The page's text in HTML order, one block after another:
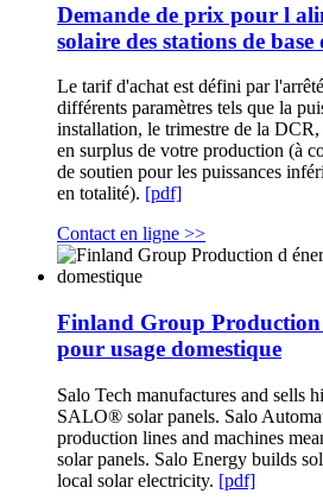
Demande de prix pour l
solaire des stations de
Le tarif d'achat est défini par
différents paramètres tels que la
installation, le trimestre de la
en surplus de votre production (à
de soutien pour les puissances
en totalité). [pdf]
Contact en ligne >>
Finland Group Production
pour usage domestique
Salo Tech manufactures and sells
SALO® solar panels. Salo
production lines and machines
solar panels. Salo Energy builds
local solar electricity. [pdf]